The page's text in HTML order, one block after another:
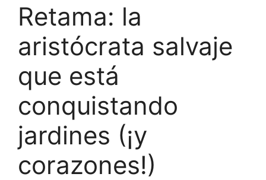
Retama: la
aristócrata salvaje
que está
conquistando
jardines (¡y
corazones!)